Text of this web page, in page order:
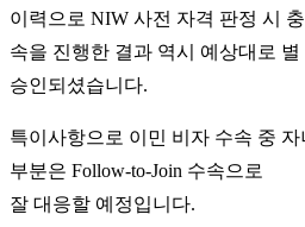
이력으로 NIW 사전 자격 판정 시
속을 진행한 결과 역시 예상대로 별
승인되셨습니다.
특이사항으로 이민 비자 수속 중 자
부분은 Follow-to-Join 수속으로
잘 대응할 예정입니다.